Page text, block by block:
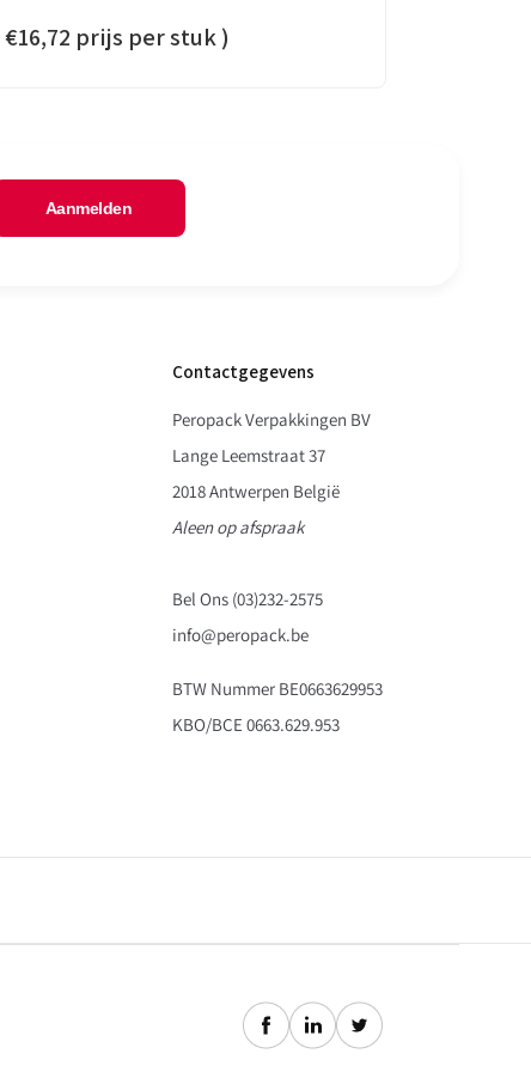
€16,72 prijs per stuk )
Aanmelden
Contactgegevens
Peropack Verpakkingen BV
Lange Leemstraat 37
2018 Antwerpen België
Aleen op afspraak
Bel Ons (03)232-2575
info@peropack.be
BTW Nummer BE0663629953
KBO/BCE 0663.629.953